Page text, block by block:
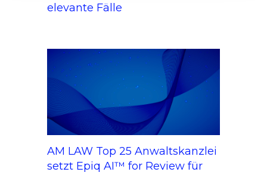
elevante Fälle
AM LAW Top 25 Anwaltskanzlei
setzt Epiq AI™ for Review für